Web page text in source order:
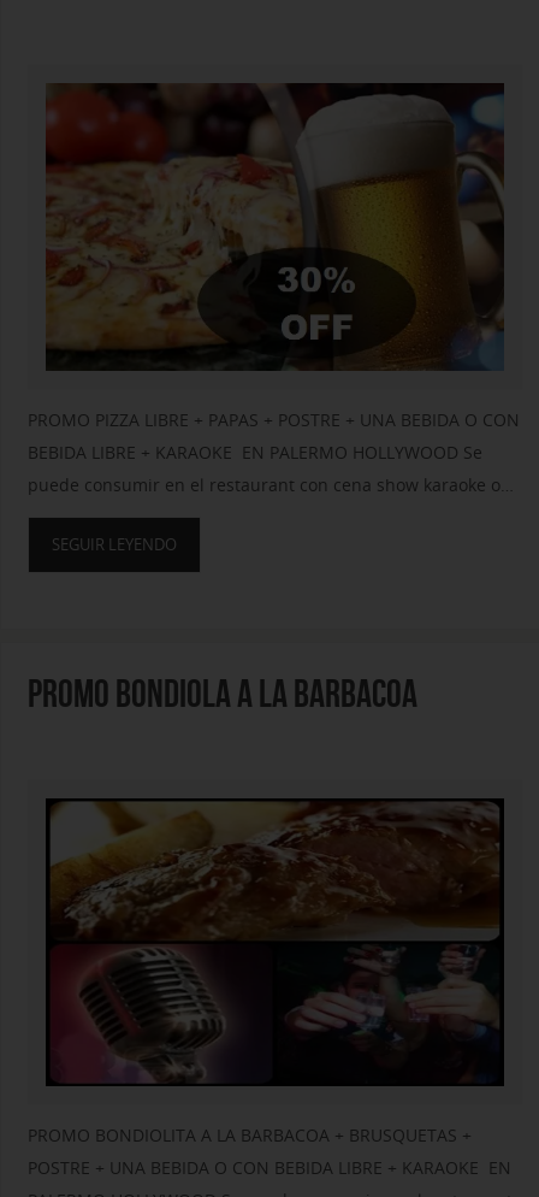
PROMO PIZZA LIBRE + PAPAS + POSTRE + UNA BEBIDA O CON
BEBIDA LIBRE + KARAOKE EN PALERMO HOLLYWOOD Se
puede consumir en el restaurant con cena show karaoke o…
SEGUIR LEYENDO
PROMO BONDIOLA A LA BARBACOA
PROMO BONDIOLITA A LA BARBACOA + BRUSQUETAS +
POSTRE + UNA BEBIDA O CON BEBIDA LIBRE + KARAOKE EN